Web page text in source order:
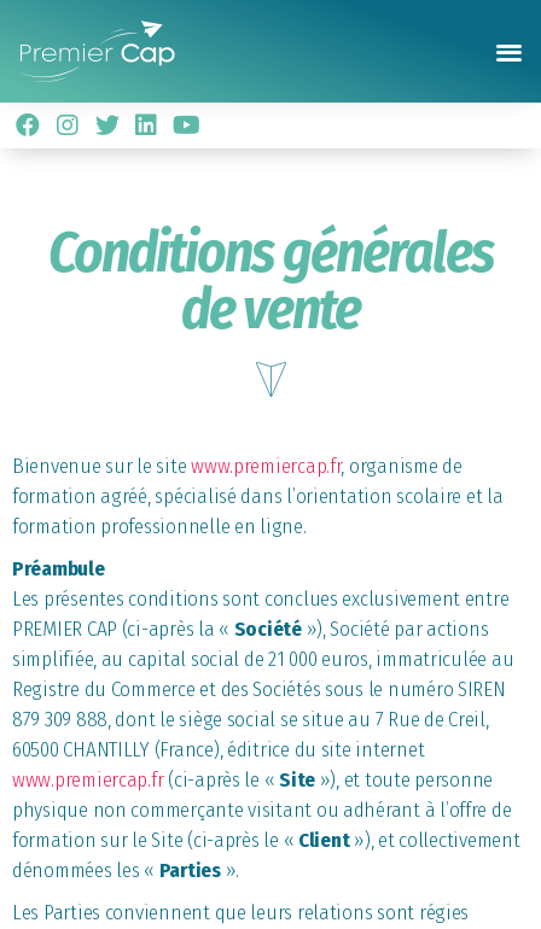
Conditions générales
de vente
Bienvenue sur le sitewww.premiercap.fr, organisme de
formation agréé, spécialisé dans l’orientation scolaire et la
formation professionnelle en ligne.
Préambule
Les présentes conditions sont conclues exclusivement entre
PREMIER CAP (ci-après la « Société»), Société par actions
simplifiée, au capital social de 21 000 euros, immatriculée au
Registre du Commerce et des Sociétés sous le numéro SIREN
879 309 888, dont le siège social se situe au 7 Rue de Creil,
60500 CHANTILLY (France), éditrice du site internet
www.premiercap.fr(ci-après le «Site »), et toute personne
physique non commerçante visitant ou adhérant à l’offre de
formation sur le Site (ci-après le « Client»), et collectivement
dénommées les « Parties».
Les Parties conviennent que leurs relations sont régies